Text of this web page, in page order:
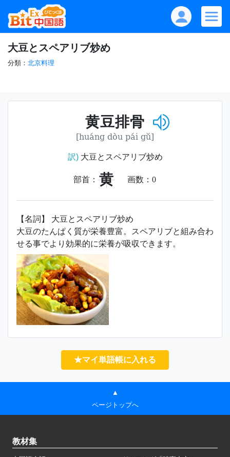
大豆とスペアリブ炒め
分類： 北京料理
黄豆排骨
[huáng dòu pái gǔ]
訳)大豆とスペアリブ炒め
部首： 黄 画数： 0
【名詞】 大豆とスペアリブ炒め
大豆のたんぱく質が栄養豊富。スペアリブと組み合わ
せる事でより効果的に栄養が吸収できます。
★マイ単語帳に入れる
▲
ページトップへ
教材集